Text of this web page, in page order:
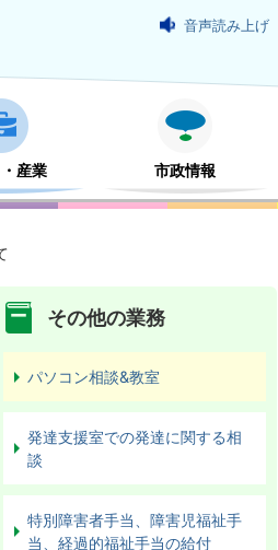
音声読み上げ
産業 市政情報
その他の業務
パソコン相談&教室
発達支援室での発達に関する相
談
特別障害者手当、障害児福祉手
当、経過的福祉手当の給付